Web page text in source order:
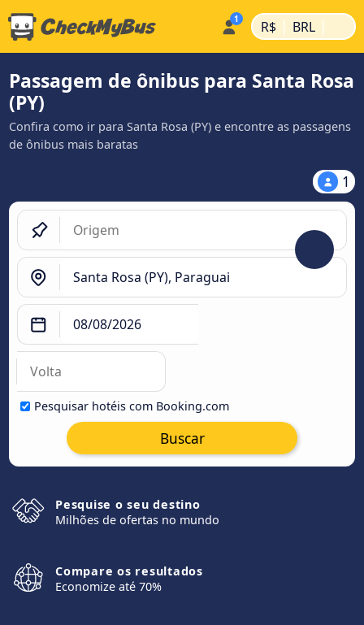
R$ | BRL |
Passagem de ônibus para Santa Rosa
(PY)
Confira como ir para Santa Rosa (PY) e encontre as passagens
de ônibus mais baratas
1
Pesquisar hotéis com Booking.com
Buscar
Pesquise o seu destino
Milhões de ofertas no mundo
Compare os resultados
Economize até 70%